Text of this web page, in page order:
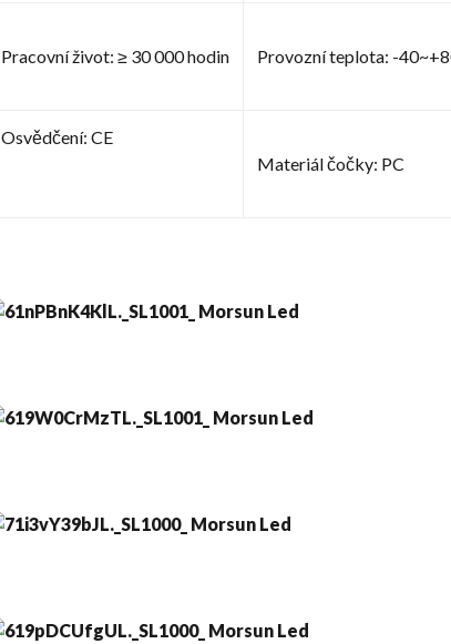
Pracovní život: ≥ 30 000 hodin Provozní teplota: -
Osvědčení: CE
Materiál čočky: PC